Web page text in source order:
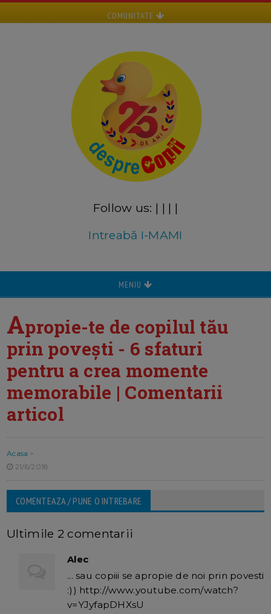
COMUNITATE
Follow us: | | | |
Intreabă I-MAMI
MENIU
Apropie-te de copilul tău
prin povești - 6 sfaturi
pentru a crea momente
memorabile | Comentarii
articol
Acasa >
21/6/2018
COMENTEAZA / PUNE O INTREBARE
Ultimile 2 comentarii
Alec
... sau copiii se apropie de noi prin povesti
:)) http://www.youtube.com/watch?
v=YJyfapDHXsU